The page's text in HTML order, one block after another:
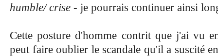
humble/ crise - je pourrais continuer ainsi
Cette posture d'homme contrit que j'ai vu
peut faire oublier le scandale qu'il a suscité